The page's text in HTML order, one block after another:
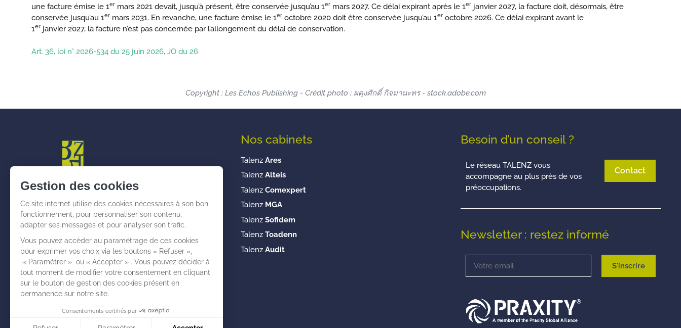
une facture émise le 1er mars 2021 devait, jusqu’à présent, être conservée jusqu’au 1er mars 2027. Ce délai expirant après le 1er janvier 2027, la facture doit, désormais, être
conservée jusqu’au 1er mars 2031. En revanche, une facture émise le 1er octobre 2020 doit être conservée jusqu’au 1er octobre 2026. Ce délai expirant avant le
1er janvier 2027, la facture n’est pas concernée par l’allongement du délai de conservation.
Art. 36, loi n° 2026-534 du 25 juin 2026, JO du 26
Copyright : Les Echos Publishing - Crédit photo : ผดุงศักดิ์ กิจมานะทร - stock.adobe.com
Nos cabinets
Talenz Ares
Talenz Alteis
Talenz Comexpert
Talenz MGA
Talenz Sofidem
Talenz Toadenn
Talenz Audit
Besoin d’un conseil ?
Le réseau TALENZ vous
accompagne au plus près de vos
préoccupations.
Contact
Newsletter : restez informé